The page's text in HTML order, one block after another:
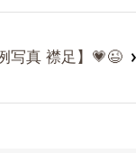
写真 襟足】💗😉